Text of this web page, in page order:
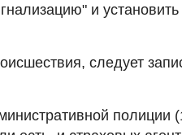
и
следует
полиции